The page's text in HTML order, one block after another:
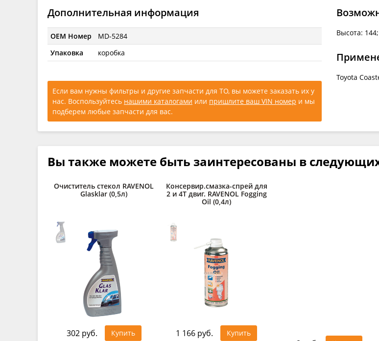
Дополнительная информация
OEM Номер
MD-5284
Упаковка
коробка
Если вам нужны фильтры и другие запчасти для ТО, вы можете заказать их у
нас. Воспользуйтесь нашими каталогами или пришлите ваш VIN номер и мы
подберем любые запчасти для вас.
Высота:
Toyota
Вы также можете быть заинтересованы в
Очиститель стекол RAVENOL
Glasklar (0,5л)
302 руб.
Купить
Консервир.смазка-спрей для
2 и 4Т двиг. RAVENOL Fogging
Oil (0,4л)
1 166 руб.
Купить